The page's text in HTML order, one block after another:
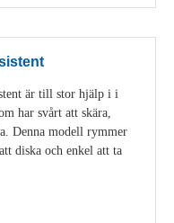
är till stor hjälp i i
har svårt att skära,
Denna modell rymmer
diska och enkel att ta